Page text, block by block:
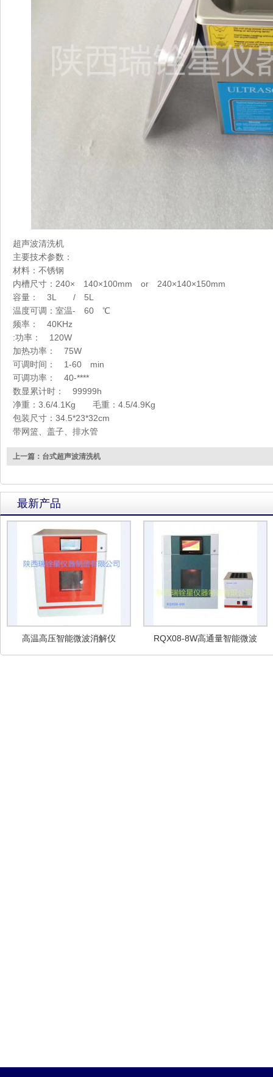
超声波清洗机
主要技术参数：
材料：不锈钢
内槽尺寸：240× 140×100mm or 240×140×150mm
容量： 3L / 5L
温度可调：室温- 60 ℃
频率： 40KHz
:功率： 120W
加热功率： 75W
可调时间： 1-60 min
可调功率： 40-****
数显累计时： 99999h
净重：3.6/4.1Kg 毛重：4.5/4.9Kg
包装尺寸：34.5*23*32cm
带网篮、盖子、排水管
上一篇：台式超声波清洗机
最新产品
高温高压智能微波消解仪
RQX08-8W高通量智能微波
消解仪